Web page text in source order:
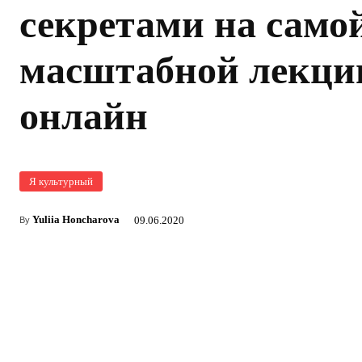
секретами на
масштабной
онлайн
Я культурный
By Yuliia Honcharova 09.06.2020